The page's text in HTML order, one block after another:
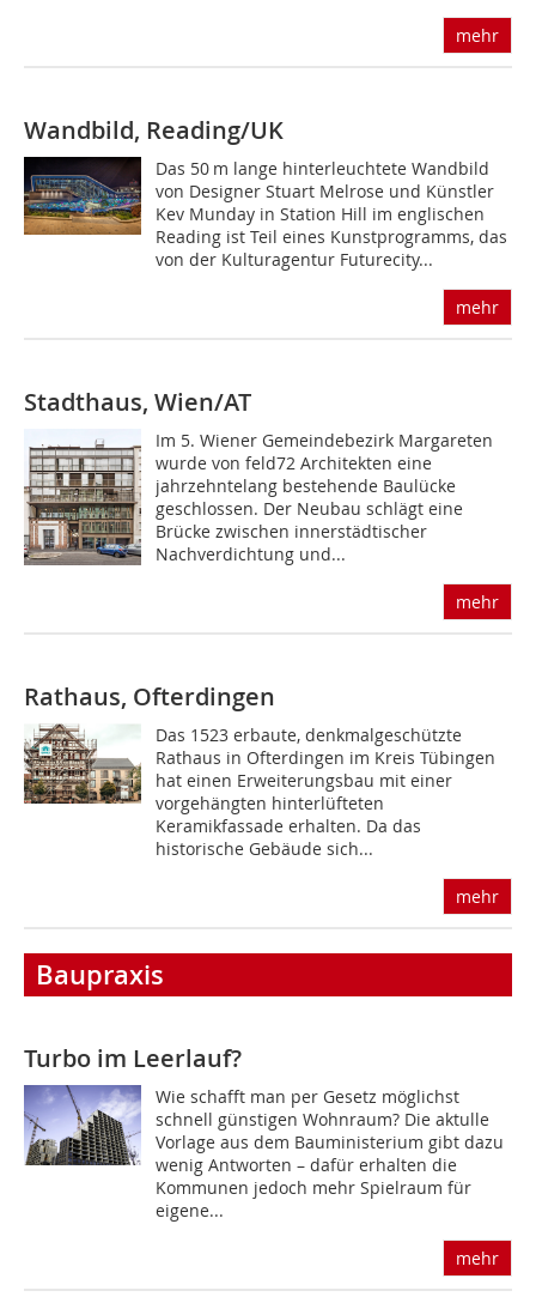
mehr
Wandbild, Reading/UK
Das 50 m lange hinterleuchtete Wandbild
von Designer Stuart Melrose und Künstler
Kev Munday in Station Hill im englischen
Reading ist Teil eines Kunstprogramms, das
von der Kulturagentur Futurecity...
mehr
Stadthaus, Wien/AT
Im 5. Wiener Gemeindebezirk Margareten
wurde von feld72 Architekten eine
jahrzehntelang bestehende Baulücke
geschlossen. Der Neubau schlägt eine
Brücke zwischen innerstädtischer
Nachverdichtung und...
mehr
Rathaus, Ofterdingen
Das 1523 erbaute, denkmalgeschützte
Rathaus in Ofterdingen im Kreis Tübingen
hat einen Erweiterungsbau mit einer
vorgehängten hinterlüfteten
Keramikfassade erhalten. Da das
historische Gebäude sich...
mehr
Baupraxis
Turbo im Leerlauf?
Wie schafft man per Gesetz möglichst
schnell günstigen Wohnraum? Die aktulle
Vorlage aus dem Bauministerium gibt dazu
wenig Antworten – dafür erhalten die
Kommunen jedoch mehr Spielraum für
eigene...
mehr